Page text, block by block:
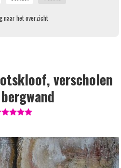
naar het overzicht
verscholen